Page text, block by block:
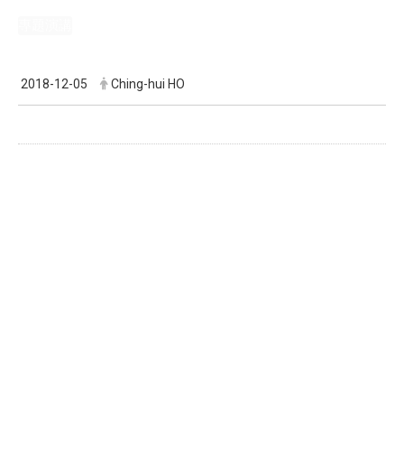
2018-12-05 Ching-hui HO